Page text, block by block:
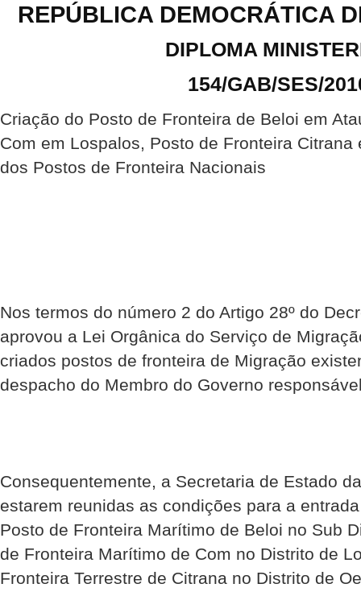
REPÚBLICA DEMOCRÁTICA
DIPLOMA
154/GAB/SES/
Criação do Posto de Fronteira de Beloi em
Com em Lospalos, Posto de Fronteira Citrana
dos Postos de Fronteira Nacionais
Nos termos do número 2 do Artigo 28º do
aprovou a Lei Orgânica do Serviço de
criados postos de fronteira de Migração
despacho do Membro do Governo
Consequentemente, a Secretaria de Estado
estarem reunidas as condições para a
Posto de Fronteira Marítimo de Beloi no Sub
de Fronteira Marítimo de Com no Distrito de
Fronteira Terrestre de Citrana no Distrito de